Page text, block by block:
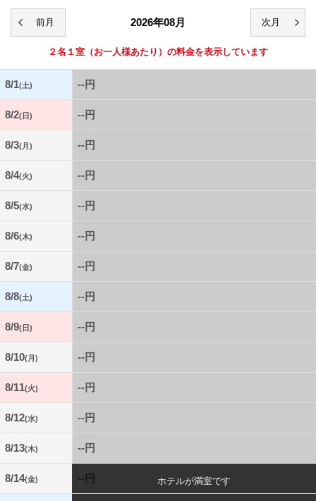
2026年08月
２名１室 （お一人様あたり）の料金を表示しています
8/1(土) --円
8/2(日) --円
8/3(月) --円
8/4(火) --円
8/5(水) --円
8/6(木) --円
8/7(金) --円
8/8(土) --円
8/9(日) --円
8/10(月) --円
8/11(火) --円
8/12(水) --円
8/13(木) --円
8/14(金) --円